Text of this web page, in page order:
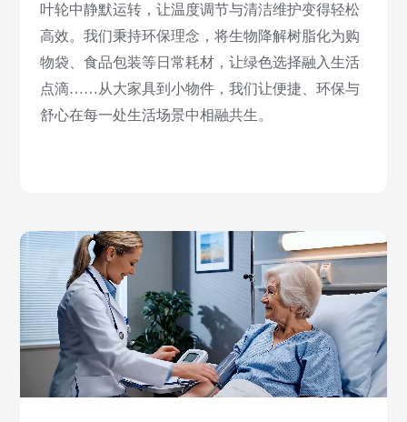
叶轮中静默运转，让温度调节与清洁维护变得轻松
高效。我们秉持环保理念，将生物降解树脂化为购
物袋、食品包装等日常耗材，让绿色选择融入生活
点滴……从大家具到小物件，我们让便捷、环保与
舒心在每一处生活场景中相融共生。